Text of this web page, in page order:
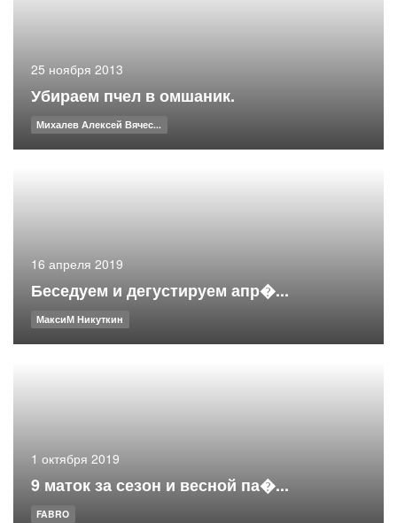
25 ноября 2013
Убираем пчел в омшаник.
Михалев Алексей Вячес...
16 апреля 2019
Беседуем и дегустируем апр�...
МаксиМ Никуткин
1 октября 2019
9 маток за сезон и весной па�...
FABRO